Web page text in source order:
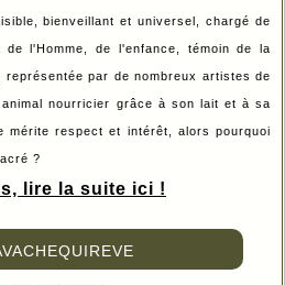
bienveillant et universel, chargé de
de l'Homme, de l'enfance, témoin de la
par de nombreux artistes de
nourricier grâce à son lait et à sa
mérite respect et intérêt, alors pourquoi
?
lire la suite ici !